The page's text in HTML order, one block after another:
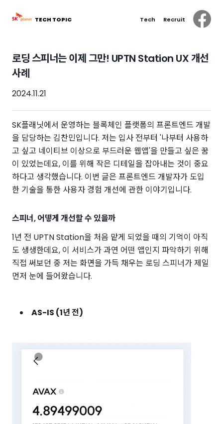
TECH TOPIC Tech Recruit
로딩 스피너는 이제 그만! UPTN Station UX 개선
사례
2024.11.21
SK플래닛에서 운영하는 블록체인 플랫폼의 프론트엔드 개발
을 담당하는 김찬민입니다. 저는 입사 전부터 '나부터 사용하
고 싶고 네이티브 이상으로 부드러운 웹앱'을 만들고 싶은 꿈
이 있었는데요, 이를 위해 작은 디테일을 잡아내는 것이 중요
하다고 생각했습니다. 이번 글은 프론트엔드 개발자가 도입
한 기술을 통한 사용자 경험 개선에 관한 이야기입니다.
스피너, 어떻게 개선할 수 있을까
1년 전 UPTN Station을 처음 맡게 되었을 때의 기억이 아직
도 생생한데요, 이 서비스가 과연 어떤 앱인지 파악하기 위해
직접 써보던 중 저는 화면을 가득 채우는 로딩 스피너가 제일
먼저 눈에 들어왔습니다.
AS-IS (1년 전)